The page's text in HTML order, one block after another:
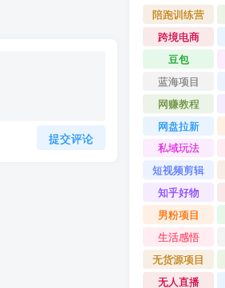
提交评论
陪跑训练营
跨境电商
豆包
蓝海项目
网赚教程
网盘拉新
私域玩法
短视频剪辑
知乎好物
男粉项目
生活感悟
无货源项目
无人直播